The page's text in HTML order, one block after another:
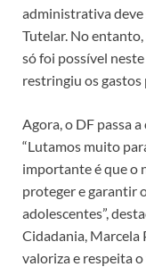
administrativa deve
Tutelar. No
só foi possível
restringiu os gastos
Agora, o DF passa
“Lutamos muito
importante é que o
proteger e garantir
adolescentes”,
Cidadania, Marcela
valoriza e respeita